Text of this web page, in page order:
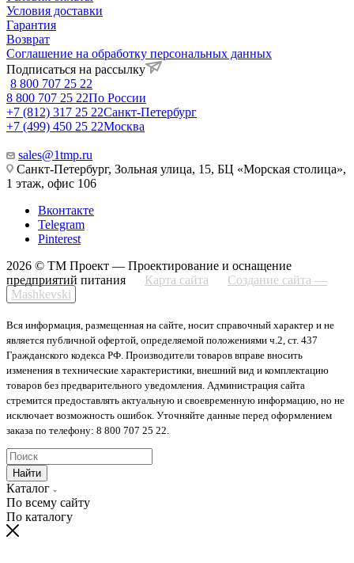
Условия доставки
Гарантия
Возврат
Соглашение на обработку персональных данных
Подписаться на рассылку
8 800 707 25 22
8 800 707 25 22По России
+7 (812) 317 25 22Санкт-Петербург
+7 (499) 450 25 22Москва
sales@1tmp.ru
Санкт-Петербург, Зольная улица, 15, БЦ «Морская столица»,
1 этаж, офис 106
Вконтакте
Telegram
Pinterest
2026 © ТМ Проект — Проектирование и оснащение
предприятий питания
Карта сайта
Создание сайта —
Mashkevski
Вся информация, размещенная на сайте, носит справочный характер и не
является публичной офертой, определяемой положениями ч.2, ст. 437
Гражданского кодекса РФ. Производители товаров вправе вносить
изменения в технические характеристики, внешний вид и комплектацию
товаров без предварительного уведомления. Администрация сайта
стремится предоставлять актуальную и своевременную информацию, но не
исключает возможность ошибок. Уточняйте данные перед оформлением
заказа по телефону: 8 800 707 25 22.
Найти
Каталог
По всему сайту
По каталогу